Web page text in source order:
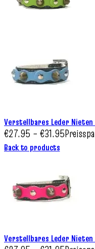
Verstellbares Leder Nieten
€27.95 – €31.95
Back to products
Verstellbares Leder Nieten